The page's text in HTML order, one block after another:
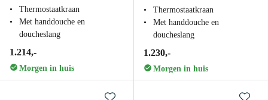
Thermostaatkraan
Met handdouche en
doucheslang
1.214,-
Morgen in huis
Thermostaatkraan
Met handdouche en
doucheslang
1.230,-
Morgen in huis